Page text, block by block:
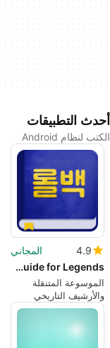
أحدث التطبيقات
الكتب لنظام Android
4.9
المجاني
Champions guide for Legends
الموسوعة المتنقلة
والأرشيف التاريخي
لأبطال الدوري